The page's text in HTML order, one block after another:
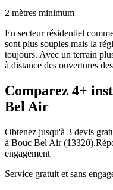
2 mètres minimum
En secteur résidentiel
sont plus souples mais la
toujours. Avec un terrain
à distance des ouvertures
Comparez 4+
Bel Air
Obtenez jusqu'à 3 devis
à Bouc Bel Air(13320).
engagement
Service gratuit et sans